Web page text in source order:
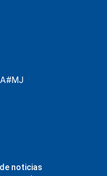
noticias